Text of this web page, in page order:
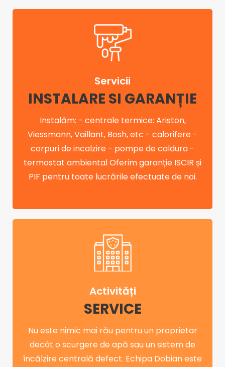
Servicii
INSTALARE SI GARANȚIE
Instalăm: - centrale termice: Ariston,
Viessmann, Vaillant, Bosh, etc - calorifere -
corpuri de incalzire - pompe de caldura -
termostat ambiental Oferim garanție ISCIR și
PIF pentru toate lucrările efectuate de noi.
Activități
SERVICE
Nu este nimic mai rău pentru un proprietar
decât o scurgere de apă sau un sistem de
încălzire centrală defect. Echipa Dobian este